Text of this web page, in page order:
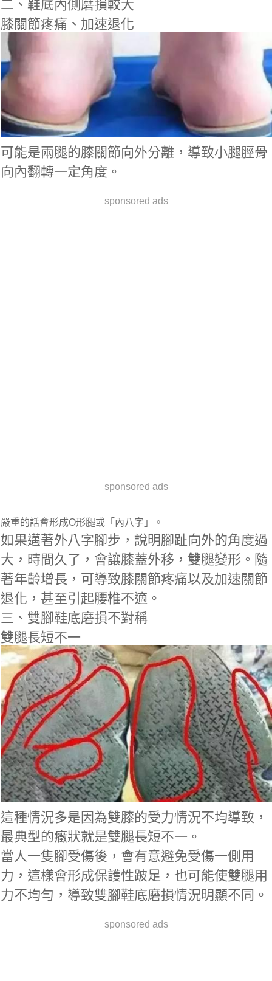
二、鞋底內側磨損較大
膝關節疼痛、加速退化
可能是兩腿的膝關節向外分離，導致小腿脛骨
向內翻轉一定角度。
sponsored ads
sponsored ads
嚴重的話會形成O形腿或「內八字」。
如果邁著外八字腳步，說明腳趾向外的角度過
大，時間久了，會讓膝蓋外移，雙腿變形。隨
著年齡增長，可導致膝關節疼痛以及加速關節
退化，甚至引起腰椎不適。
三、雙腳鞋底磨損不對稱
雙腿長短不一
這種情況多是因為雙膝的受力情況不均導致，
最典型的癥狀就是雙腿長短不一。
當人一隻腳受傷後，會有意避免受傷一側用
力，這樣會形成保護性跛足，也可能使雙腿用
力不均勻，導致雙腳鞋底磨損情況明顯不同。
sponsored ads